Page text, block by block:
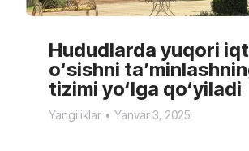
Hududlarda yuqori
o‘sishni
tizimi yo‘lga qo‘yiladi
Yangiliklar Yanvar 3, 2025